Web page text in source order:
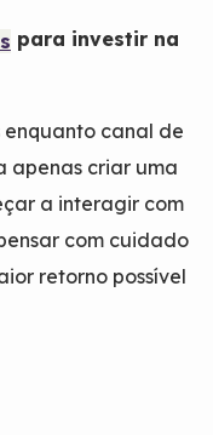
para investir na
canal de
apenas criar uma
a interagir com
com cuidado
retorno possível